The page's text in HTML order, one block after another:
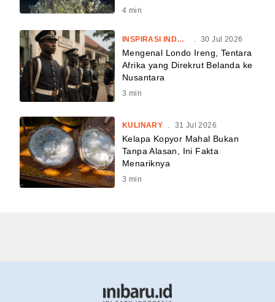
4 min
INSPIRASI INDONESIA 30 Jul 2026
Mengenal Londo Ireng, Tentara
Afrika yang Direkrut Belanda ke
Nusantara
3 min
KULINARY 31 Jul 2026
Kelapa Kopyor Mahal Bukan
Tanpa Alasan, Ini Fakta
Menariknya
3 min